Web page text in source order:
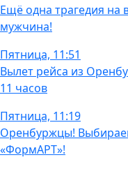
Ещё одна трагедия на
мужчина!
Пятница, 11:51
Вылет рейса из
11 часов
Пятница, 11:19
Оренбуржцы!
«ФормАРТ»!